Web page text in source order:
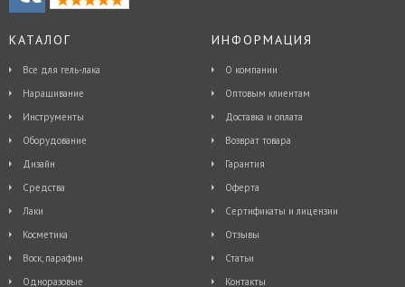
КАТАЛОГ
Все для гель-лака
Наращивание
Инструменты
Оборудование
Дизайн
Средства
Лаки
Косметика
Воск, парафин
Одноразовые
ИНФОРМАЦИЯ
О компании
Оптовым клиентам
Доставка и оплата
Возврат товара
Гарантия
Оферта
Сертификаты и лицензии
Отзывы
Статьи
Контакты